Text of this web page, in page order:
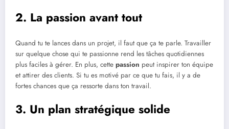
2. La passion avant tout
Quand tu te lances dans un projet, il faut que ça te parle. Travailler
sur quelque chose qui te passionne rend les tâches quotidiennes
plus faciles à gérer. En plus, cette passion peut inspirer ton équipe
et attirer des clients. Si tu es motivé par ce que tu fais, il y a de
fortes chances que ça ressorte dans ton travail.
3. Un plan stratégique solide